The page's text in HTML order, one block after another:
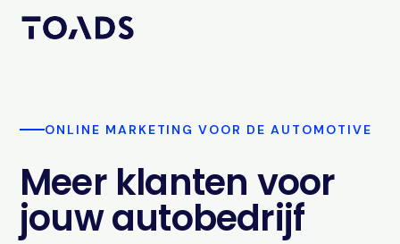
ONLINE MARKETING VOOR DE AUTOMOTIVE
Meer klanten voor
jouw autobedrijf